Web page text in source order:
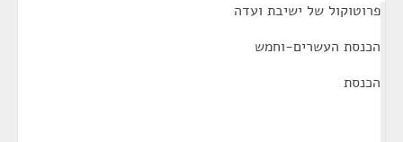
פרוטוקול של ישיבת ועדה
הכנסת העשרים-וחמש
הכנסת